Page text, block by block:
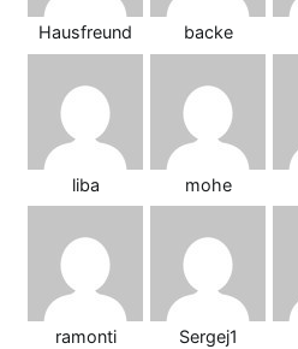
Hausfreund backe
liba mohe
ramonti Sergej1